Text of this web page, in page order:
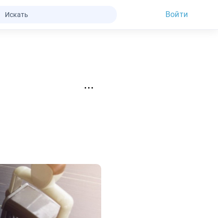
Войти